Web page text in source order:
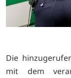
Die
mit dem